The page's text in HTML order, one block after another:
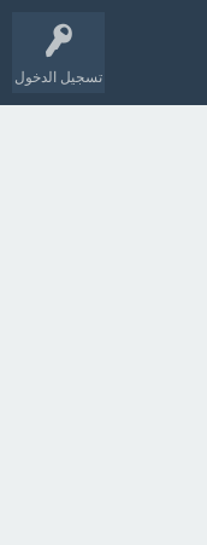
تسجيل الدخول